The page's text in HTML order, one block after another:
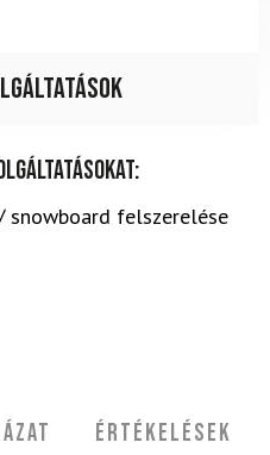
snowboard felszerelése
Értékelések